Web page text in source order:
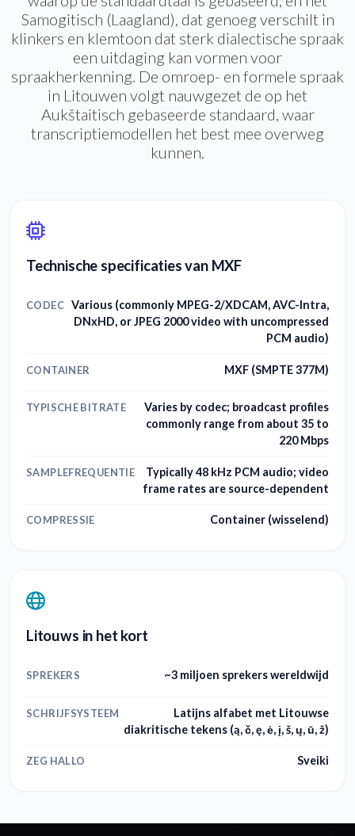
Samogitisch (Laagland), dat genoeg verschilt in
klinkers en klemtoon dat sterk dialectische spraak
een uitdaging kan vormen voor
spraakherkenning. De omroep- en formele spraak
in Litouwen volgt nauwgezet de op het
Aukštaitisch gebaseerde standaard, waar
transcriptiemodellen het best mee overweg
kunnen.
Technische specificaties van MXF
CODEC Various (commonly MPEG-2/XDCAM, AVC-Intra,
DNxHD, or JPEG 2000 video with uncompressed
PCM audio)
CONTAINER MXF (SMPTE 377M)
TYPISCHE BITRATE
Varies by codec; broadcast profiles
commonly range from about 35 to
220 Mbps
SAMPLEFREQUENTIE
Typically 48 kHz PCM audio; video
frame rates are source-dependent
COMPRESSIE Container (wisselend)
Litouws in het kort
SPREKERS ~3 miljoen sprekers wereldwijd
SCHRIJFSYSTEEM
Latijns alfabet met Litouwse
diakritische tekens (ą, č, ę, ė, į, š, ų, ū, ž)
ZEG HALLO Sveiki